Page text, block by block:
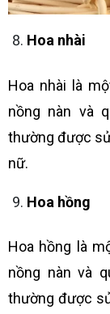
Hoa nhài
Hoa nhài là
nồng nàn và
thường được
nữ.
Hoa hồng
Hoa hồng là
nồng nàn và
thường được